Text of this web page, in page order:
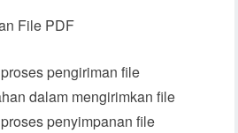
File PDF
pengiriman file
dalam mengirimkan file
penyimpanan file